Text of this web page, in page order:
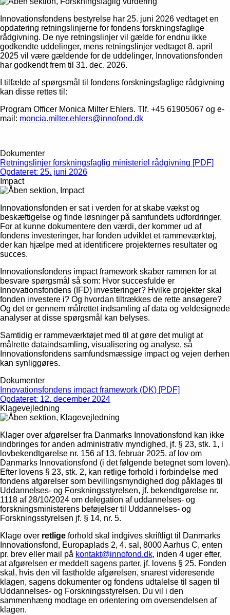
Innovationsfondens bestyrelse har 25. juni 2026 vedtaget en
opdatering retningslinjerne for fondens forskningsfaglige
rådgivning. De nye retningslinjer vil gælde for endnu ikke
godkendte uddelinger, mens retningslinjer vedtaget 8. april
2025 vil være gældende for de uddelinger, Innovationsfonden
har godkendt frem til 31. dec. 2026.
I tilfælde af spørgsmål til fondens forskningsfaglige rådgivning
kan disse rettes til:
Program Officer Monica Milter Ehlers. Tlf. +45 61905067 og e-
mail: moncia.milter.ehlers@innofond.dk
Dokumenter
Retningslinjer forskningsfaglig ministeriel rådgivning [PDF]
Opdateret: 25. juni 2026
Impact
Innovationsfonden er sat i verden for at skabe vækst og
beskæftigelse og finde løsninger på samfundets udfordringer.
For at kunne dokumentere den værdi, der kommer ud af
fondens investeringer, har fonden udviklet et rammeværktøj,
der kan hjælpe med at identificere projekternes resultater og
succes.
Innovationsfondens impact framework skaber rammen for at
besvare spørgsmål så som: Hvor succesfulde er
Innovationsfondens (IFD) investeringer? Hvilke projekter skal
fonden investere i? Og hvordan tiltrækkes de rette ansøgere?
Og det er gennem målrettet indsamling af data og veldesignede
analyser at disse spørgsmål kan belyses.
Samtidig er rammeværktøjet med til at gøre det muligt at
målrette dataindsamling, visualisering og analyse, så
Innovationsfondens samfundsmæssige impact og vejen derhen
kan synliggøres.
Dokumenter
Innovationsfondens impact framework (DK) [PDF]
Opdateret: 12. december 2024
Klagevejledning
Klager over afgørelser fra Danmarks Innovationsfond kan ikke
indbringes for anden administrativ myndighed, jf. § 23, stk. 1, i
lovbekendtgørelse nr. 156 af 13. februar 2025. af lov om
Danmarks Innovationsfond (i det følgende betegnet som loven).
Efter lovens § 23, stk. 2, kan retlige forhold i forbindelse med
fondens afgørelser som bevillingsmyndighed dog påklages til
Uddannelses- og Forskningsstyrelsen, jf. bekendtgørelse nr.
1118 af 28/10/2024 om delegation af uddannelses- og
forskningsministerens beføjelser til Uddannelses- og
Forskningsstyrelsen jf. § 14, nr. 5.
Klage over retlige forhold skal indgives skriftligt til Danmarks
Innovationsfond, Europaplads 2, 4. sal, 8000 Aarhus C, enten
pr. brev eller mail på kontakt@innofond.dk, inden 4 uger efter,
at afgørelsen er meddelt sagens parter, jf. lovens § 25. Fonden
skal, hvis den vil fastholde afgørelsen, snarest videresende
klagen, sagens dokumenter og fondens udtalelse til sagen til
Uddannelses- og Forskningsstyrelsen. Du vil i den
sammenhæng modtage en orientering om oversendelsen af
klagen.